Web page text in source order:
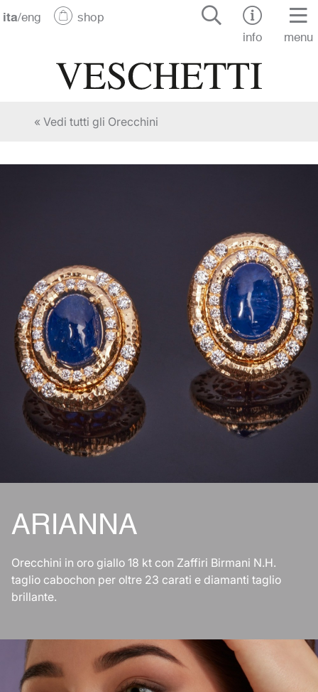
ita/eng
shop
info
menu
« Vedi tutti gli Orecchini
ARIANNA
Orecchini in oro giallo 18 kt con Zaffiri Birmani N.H.
taglio cabochon per oltre 23 carati e diamanti taglio
brillante.